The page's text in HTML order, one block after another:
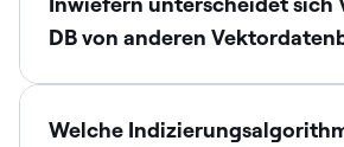
DB von anderen
Welche